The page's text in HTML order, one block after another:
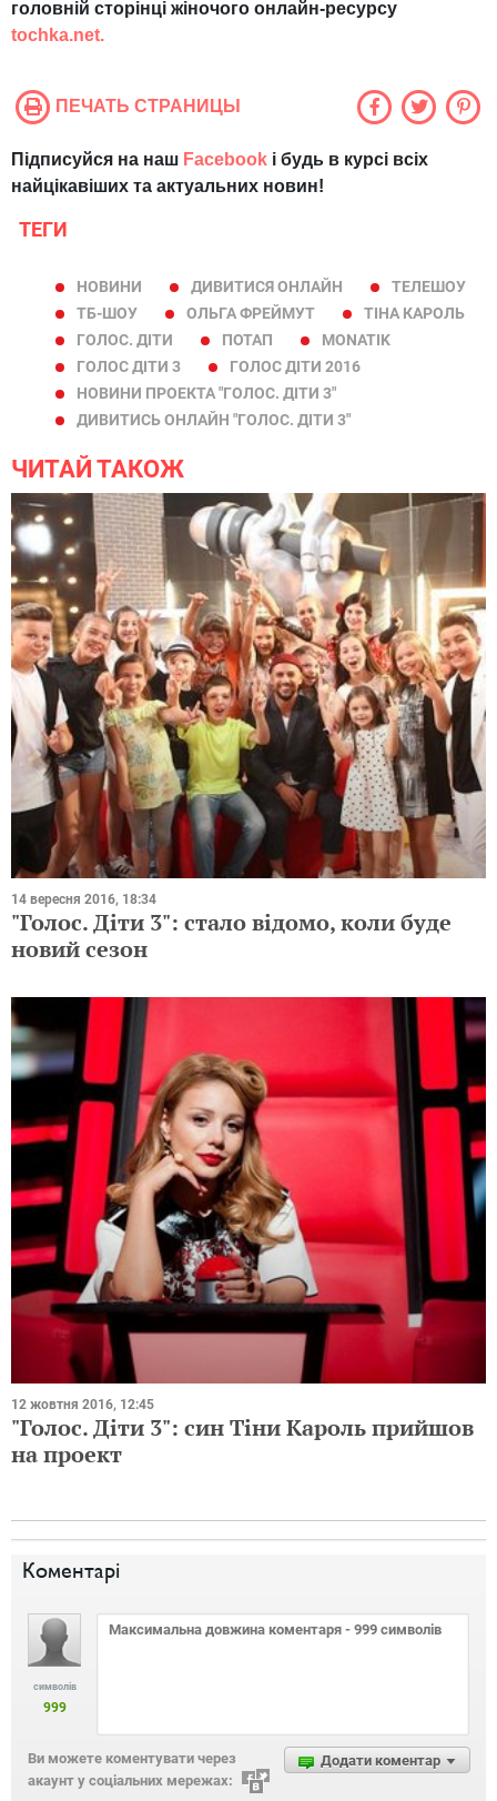
головній сторінці жіночого онлайн-ресурсу
tochka.net.
ПЕЧАТЬ СТРАНИЦЫ
Підписуйся на наш Facebook і будь в курсі всіх
найцікавіших та актуальних новин!
ТЕГИ
НОВИНИ ДИВИТИСЯ ОНЛАЙН
ТЕЛЕШОУ
ТБ-ШОУ
ОЛЬГА ФРЕЙМУТ
ТІНА КАРОЛЬ
ГОЛОС. ДІТИ
ПОТАП
MONATIK
ГОЛОС ДІТИ 3
ГОЛОС ДІТИ 2016
НОВИНИ ПРОЕКТА "ГОЛОС. ДІТИ 3"
ДИВИТИСЬ ОНЛАЙН "ГОЛОС. ДІТИ 3"
ЧИТАЙ ТАКОЖ
14 вересня 2016, 18:34
"Голос. Діти 3": стало відомо, коли буде
новий сезон
12 жовтня 2016, 12:45
"Голос. Діти 3": син Тіни Кароль прийшов
на проект
Коментарі
символів
999
Додати коментар
Ви можете коментувати через
акаунт у соціальних мережах: